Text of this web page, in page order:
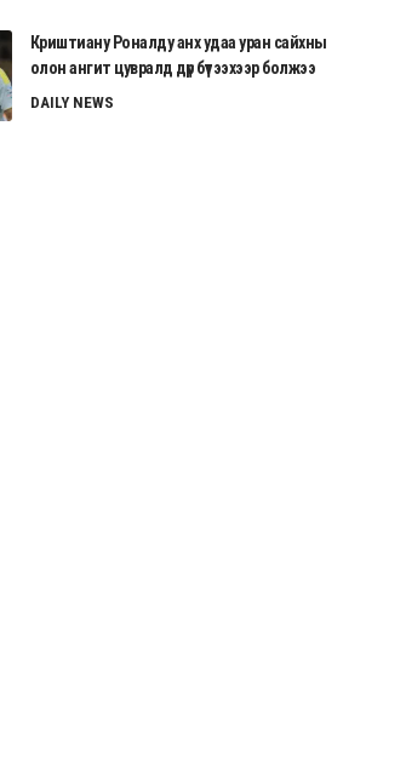
Криштиану Роналду анх удаа уран сайхны
олон ангит цувралд дүр бүтээхээр болжээ
DAILY NEWS